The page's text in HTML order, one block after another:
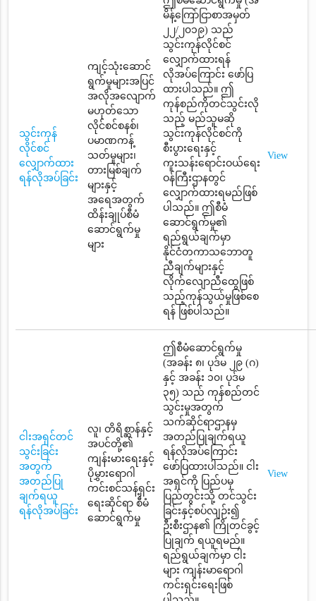
သွင်းကုန်
လိုင်စင်
လျှောက်ထား
ရန်လိုအပ်ခြင်း
ကျင့်သုံးဆောင်
ရွက်မှုများအပြင်
အလိုအလျောက်
မဟုတ်သော
လိုင်စင်စနစ်၊
ပမာဏကန့်
သတ်မှုများ၊
တားမြစ်ချက်
များနှင့်
အရေအတွက်
ထိန်းချုပ်စီမံ
ဆောင်ရွက်မှု
များ
မိန့်ကြော်ငြာစာအမှတ်
၂၂/၂၀၁၉) သည်
သွင်းကုန်လိုင်စင်
လျှောက်ထားရန်
လိုအပ်ကြောင်း ဖော်ပြ
ထားပါသည်။ ဤ
ကုန်စည်ကိုတင်သွင်းလို
သည့် မည်သူမဆို
သွင်းကုန်လိုင်စင်ကို
စီးပွားရေးနှင့်
ကူးသန်းရောင်းဝယ်ရေး
ဝန်ကြီးဌာနတွင်
လျှောက်ထားရမည်ဖြစ်
ပါသည်။ ဤစီမံ
ဆောင်ရွက်မှု၏
ရည်ရွယ်ချက်မှာ
နိုင်ငံတကာသဘောတူ
ညီချက်များနှင့်
လိုက်လျောညီထွေဖြစ်
သည့်ကုန်သွယ်မှုဖြစ်စေ
ရန် ဖြစ်ပါသည်။
View
ငါးအရှင်တင်
သွင်းခြင်း
အတွက်
အတည်ပြု
ချက်ရယူ
ရန်လိုအပ်ခြင်း
လူ၊ တိရိစ္ဆာန်နှင့်
အပင်တို့၏
ကျန်းမားရေးနှင့်
ပိုမွှားရောဂါ
ကင်းစင်သန့်ရှင်း
ရေးဆိုင်ရာ စီမံ
ဆောင်ရွက်မှု
ဤစီမံဆောင်ရွက်မှု
(အခန်း ၈၊ ပုဒ်မ ၂၉ (ဂ)
နှင့် အခန်း ၁၀၊ ပုဒ်မ
၃၅) သည် ကုန်စည်တင်
သွင်းမှုအတွက်
သက်ဆိုင်ရာဌာနမှ
အတည်ပြုချက်ရယူ
ရန်လိုအပ်ကြောင်း
ဖော်ပြထားပါသည်။ ငါး
အရှင်ကို ပြည်ပမှ
ပြည်တွင်းသို့ တင်သွင်း
ခြင်းနှင့်စပ်လျဉ်း၍
ဦးစီးဌာန၏ ကြိုတင်ခွင့်
ပြုချက် ရယူရမည်။
ရည်ရွယ်ချက်မှာ ငါး
များ ကျန်းမာရောဂါ
ကင်းရှင်းရေးဖြစ်
View